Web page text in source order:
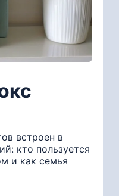
встроен в
кто пользуется
и как семья